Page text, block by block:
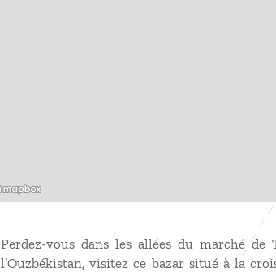
Perdez-vous dans les allées du marché
l’Ouzbékistan, visitez ce bazar situé à la